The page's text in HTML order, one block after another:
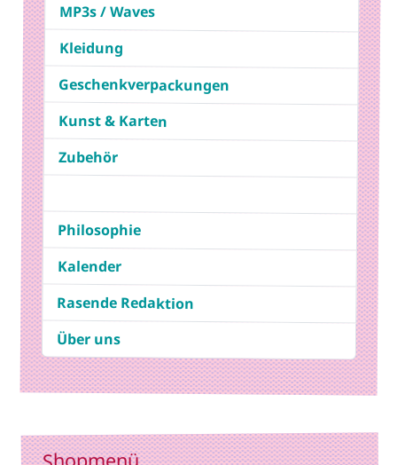
MP3s / Waves
Kleidung
Geschenkverpackungen
Kunst & Karten
Zubehör
Philosophie
Kalender
Rasende Redaktion
Über uns